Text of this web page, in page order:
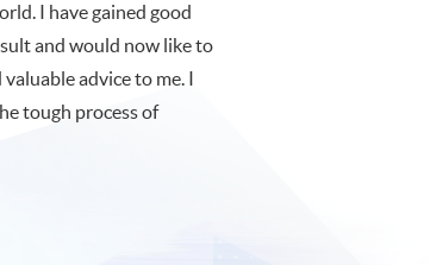
I have gained good
and would now like to
advice to me. I
tough process of